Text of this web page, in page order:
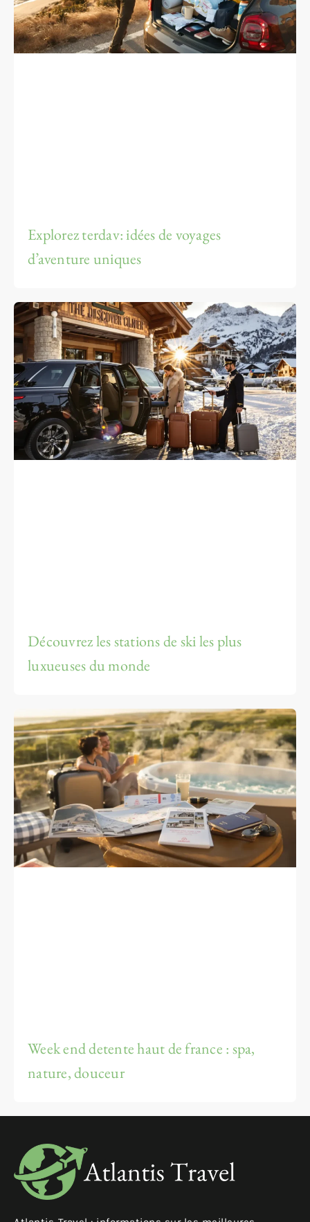
Explorez terdav: idées de voyages
d’aventure uniques
Découvrez les stations de ski les plus
luxueuses du monde
Week end detente haut de france : spa,
nature, douceur